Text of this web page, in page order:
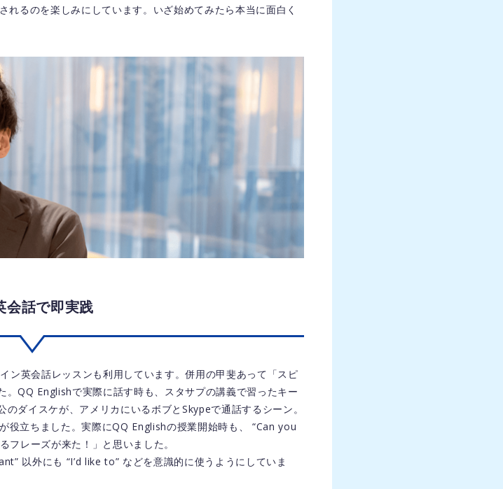
れるのを楽しみにしています。いざ始めてみたら本当に面白く
会話で即実践
ン英会話レッスンも利用しています。併用の甲斐あって「スピ
。QQ Englishで実際に話す時も、スタサプの講義で習ったキー
ダイスケが、アメリカにいるボブとSkypeで通話するシーン。
役立ちました。実際にQQ Englishの授業開始時も、 “Can you
レーズが来た！」と思いました。
以外にも “I’d like to” などを意識的に使うようにしていま